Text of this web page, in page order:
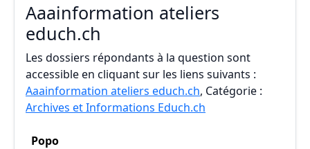
Aaainformation ateliers
educh.ch
Les dossiers répondants à la question sont
accessible en cliquant sur les liens suivants :
Aaainformation ateliers educh.ch, Catégorie :
Archives et Informations Educh.ch
Popo